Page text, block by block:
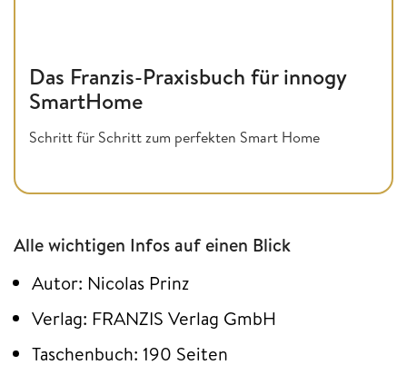
Das Franzis-Praxisbuch für innogy
SmartHome
Schritt für Schritt zum perfekten Smart Home
Alle wichtigen Infos auf einen Blick
Autor: Nicolas Prinz
Verlag: FRANZIS Verlag GmbH
Taschenbuch: 190 Seiten